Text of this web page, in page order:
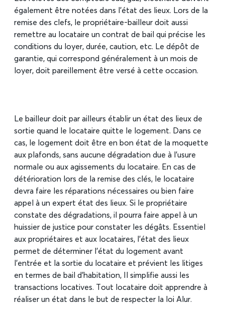
également être notées dans l’état des lieux. Lors de la
remise des clefs, le propriétaire-bailleur doit aussi
remettre au locataire un contrat de bail qui précise les
conditions du loyer, durée, caution, etc. Le dépôt de
garantie, qui correspond généralement à un mois de
loyer, doit pareillement être versé à cette occasion.
Le bailleur doit par ailleurs établir un état des lieux de
sortie quand le locataire quitte le logement. Dans ce
cas, le logement doit être en bon état de la moquette
aux plafonds, sans aucune dégradation due à l’usure
normale ou aux agissements du locataire. En cas de
détérioration lors de la remise des clés, le locataire
devra faire les réparations nécessaires ou bien faire
appel à un expert état des lieux. Si le propriétaire
constate des dégradations, il pourra faire appel à un
huissier de justice pour constater les dégâts. Essentiel
aux propriétaires et aux locataires, l’état des lieux
permet de déterminer l’état du logement avant
l’entrée et la sortie du locataire et prévient les litiges
en termes de bail d’habitation, Il simplifie aussi les
transactions locatives. Tout locataire doit apprendre à
réaliser un état dans le but de respecter la loi Alur.